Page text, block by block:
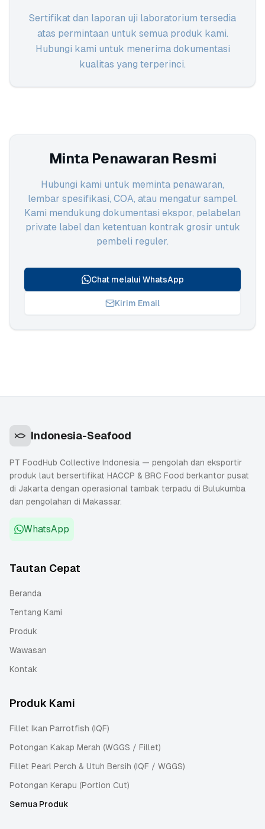
Sertifikat dan laporan uji laboratorium tersedia
atas permintaan untuk semua produk kami.
Hubungi kami untuk menerima dokumentasi
kualitas yang terperinci.
Minta Penawaran Resmi
Hubungi kami untuk meminta penawaran,
lembar spesifikasi, COA, atau mengatur sampel.
Kami mendukung dokumentasi ekspor, pelabelan
private label dan ketentuan kontrak grosir untuk
pembeli reguler.
Chat melalui WhatsApp
Kirim Email
Indonesia-Seafood
PT FoodHub Collective Indonesia — pengolah dan eksportir
produk laut bersertifikat HACCP & BRC Food berkantor pusat
di Jakarta dengan operasional tambak terpadu di Bulukumba
dan pengolahan di Makassar.
WhatsApp
Tautan Cepat
Beranda
Tentang Kami
Produk
Wawasan
Kontak
Produk Kami
Fillet Ikan Parrotfish (IQF)
Potongan Kakap Merah (WGGS / Fillet)
Fillet Pearl Perch & Utuh Bersih (IQF / WGGS)
Potongan Kerapu (Portion Cut)
Semua Produk